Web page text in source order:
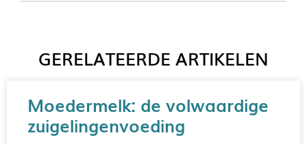
GERELATEERDE ARTIKELEN
Moedermelk: de volwaardige
zuigelingenvoeding